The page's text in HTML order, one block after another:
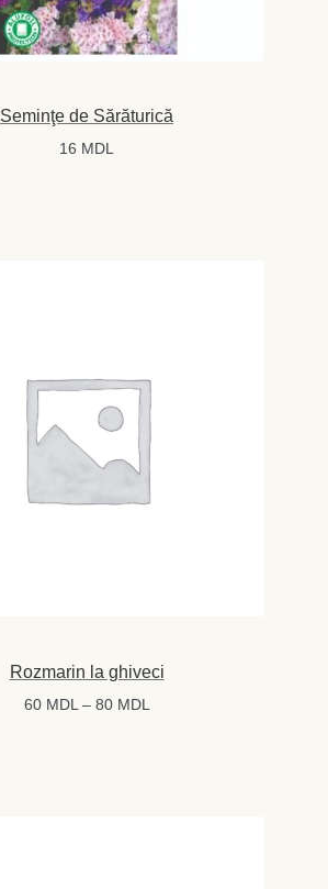
Seminţe de Sărăturică
16 MDL
Rozmarin la ghiveci
60 MDL – 80 MDL